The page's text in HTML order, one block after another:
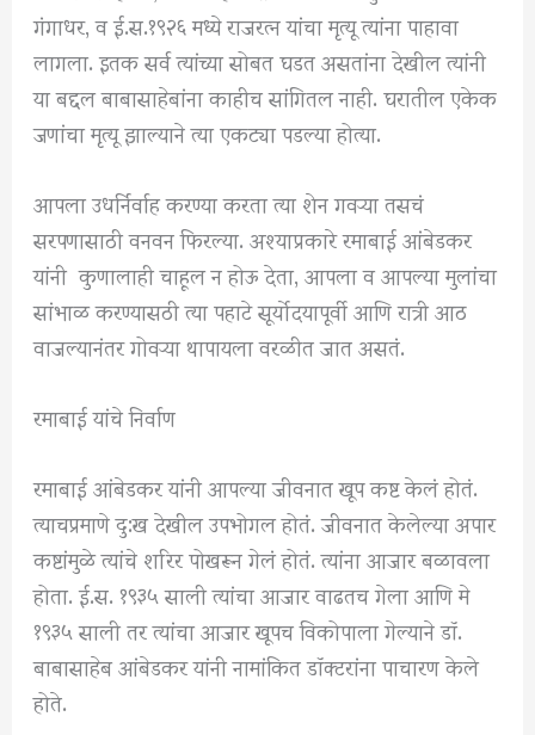
गंगाधर, व ई.स.१९२६ मध्ये राजरत्न यांचा मृत्यू त्यांना पाहावा
लागला. इतक सर्व त्यांच्या सोबत घडत असतांना देखील त्यांनी
या बद्दल बाबासाहेबांना काहीच सांगितल नाही. घरातील एकेक
जणांचा मृत्यू झाल्याने त्या एकट्या पडल्या होत्या.
आपला उधर्निर्वाह करण्या करता त्या शेन गवऱ्या तसचं
सरपणासाठी वनवन फिरल्या. अश्याप्रकारे रमाबाई आंबेडकर
यांनी कुणालाही चाहूल न होऊ देता, आपला व आपल्या मुलांचा
सांभाळ करण्यासठी त्या पहाटे सूर्योदयापूर्वी आणि रात्री आठ
वाजल्यानंतर गोवऱ्या थापायला वरळीत जात असतं.
रमाबाई यांचे निर्वाण
रमाबाई आंबेडकर यांनी आपल्या जीवनात खूप कष्ट केलं होतं.
त्याचप्रमाणे दु:ख देखील उपभोगल होतं. जीवनात केलेल्या अपार
कष्टांमुळे त्यांचे शरिर पोखरून गेलं होतं. त्यांना आजार बळावला
होता. ई.स. १९३५ साली त्यांचा आजार वाढतच गेला आणि मे
१९३५ साली तर त्यांचा आजार खूपच विकोपाला गेल्याने डॉ.
बाबासाहेब आंबेडकर यांनी नामांकित डॉक्टरांना पाचारण केले
होते.